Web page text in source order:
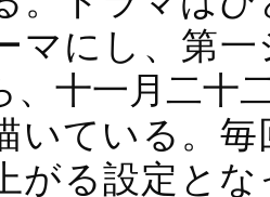
マにし、第
、十一月二十
いている。
がる設定と